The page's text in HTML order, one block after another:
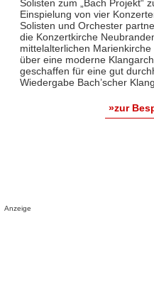
Solisten zum „Bach Projekt“
Einspielung von vier
Solisten und Orchester
die Konzertkirche
mittelalterlichen
über eine moderne
geschaffen für eine gut
Wiedergabe Bach’scher
»zur
Anzeige